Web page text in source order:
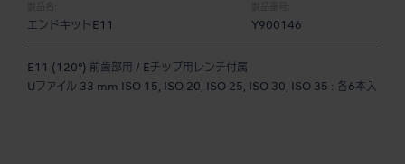
製品名:
エンドキットE11
製品番号:
Y900146
E11 (120°) 前歯部用 / Eチップ用レンチ付属
Uファイル 33 mm ISO 15, ISO 20, ISO 25, ISO 30, ISO 35 : 各6本入